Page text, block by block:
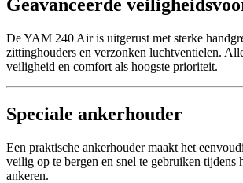
Geavanceerde
De YAM 240 Air is uitgerust met sterke
zittinghouders en verzonken luchtventielen.
veiligheid en comfort als hoogste prioriteit.
Speciale ankerhouder
Een praktische ankerhouder maakt het
veilig op te bergen en snel te gebruiken tijdens
ankeren.